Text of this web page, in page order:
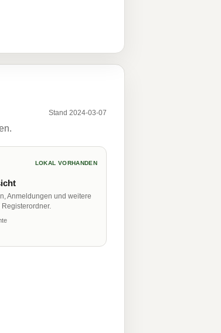
Stand 2024-03-07
LOKAL VORHANDEN
Anmeldungen und weitere